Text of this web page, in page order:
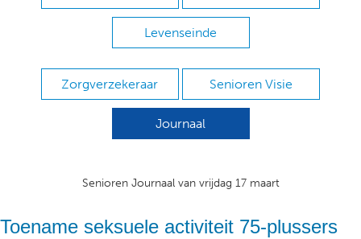
Levenseinde
Zorgverzekeraar Senioren Visie
Journaal
Senioren Journaal van vrijdag 17 maart
Toename seksuele activiteit 75-plussers